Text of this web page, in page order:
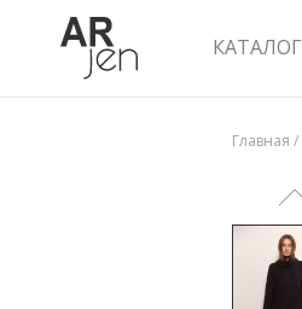
КАТАЛОГ
Главная /